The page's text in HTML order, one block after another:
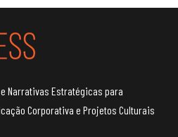
Narrativas Estratégicas para
Corporativa e Projetos Culturais